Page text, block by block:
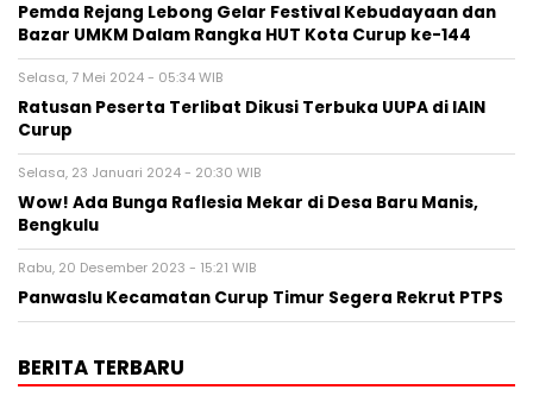
Pemda Rejang Lebong Gelar Festival Kebudayaan dan
Bazar UMKM Dalam Rangka HUT Kota Curup ke-144
Selasa, 7 Mei 2024 - 05:34 WIB
Ratusan Peserta Terlibat Dikusi Terbuka UUPA di IAIN
Curup
Selasa, 23 Januari 2024 - 20:30 WIB
Wow! Ada Bunga Raflesia Mekar di Desa Baru Manis,
Bengkulu
Rabu, 20 Desember 2023 - 15:21 WIB
Panwaslu Kecamatan Curup Timur Segera Rekrut PTPS
BERITA TERBARU